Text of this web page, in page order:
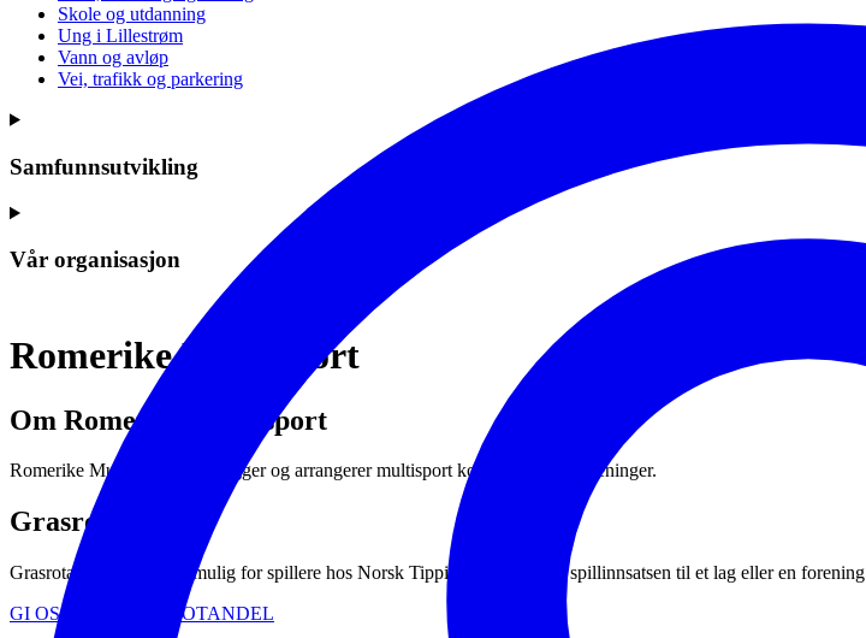
Skole og utdanning
Ung i Lillestrøm
Vann og avløp
Vei, trafikk og parkering
Samfunnsutvikling
Vår organisasjon
Romerike Multisport
Om Romerike Multisport
Romerike Multisport tilrettelegger og arrangerer multisport konkurranser og treninger.
Grasrotandelen
Grasrotandelen gjør det mulig for spillere hos Norsk Tipping å gi deler av spillinnsatsen til et lag eller en forening
GI OSS DIN GRASROTANDEL